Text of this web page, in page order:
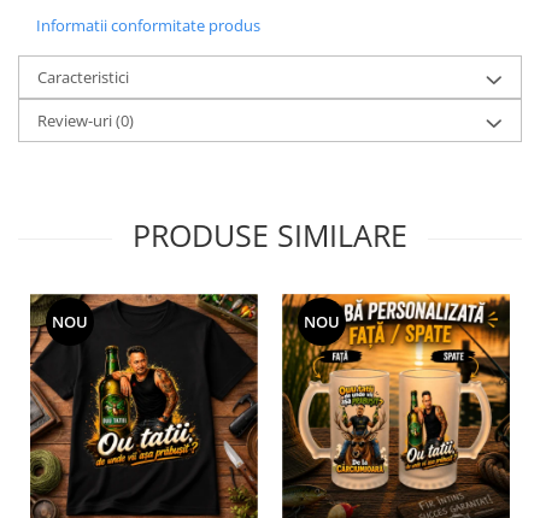
Informatii conformitate produs
Caracteristici
Review-uri(0)
PRODUSE SIMILARE
NOU NOU